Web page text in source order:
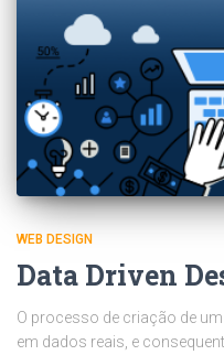
WEB DESIGN
Data Driven
O processo de criação de
em dados reais, e